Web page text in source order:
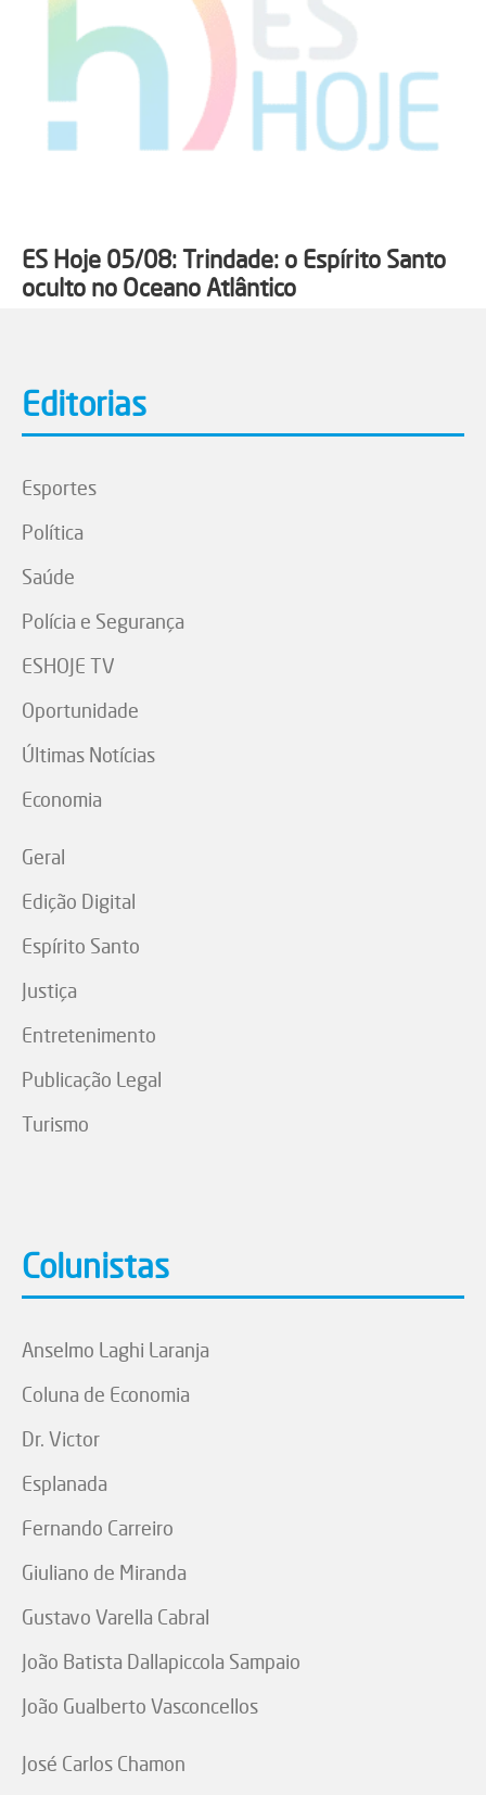
ES Hoje 05/08: Trindade: o Espírito Santo
oculto no Oceano Atlântico
Editorias
Esportes
Política
Saúde
Polícia e Segurança
ESHOJE TV
Oportunidade
Últimas Notícias
Economia
Geral
Edição Digital
Espírito Santo
Justiça
Entretenimento
Publicação Legal
Turismo
Colunistas
Anselmo Laghi Laranja
Coluna de Economia
Dr. Victor
Esplanada
Fernando Carreiro
Giuliano de Miranda
Gustavo Varella Cabral
João Batista Dallapiccola Sampaio
João Gualberto Vasconcellos
José Carlos Chamon